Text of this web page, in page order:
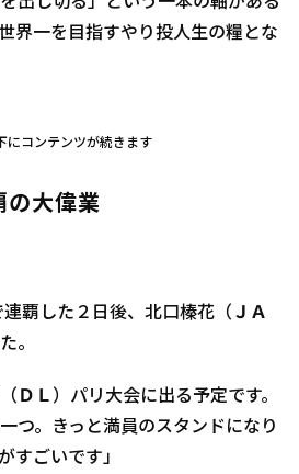
界一を目指すやり投人生の糧とな
にコンテンツが続きます
の大偉業
覇した２日後、北口榛花（ＪＡ
。
ＤＬ）パリ大会に出る予定です。
つ。きっと満員のスタンドになり
すごいです」